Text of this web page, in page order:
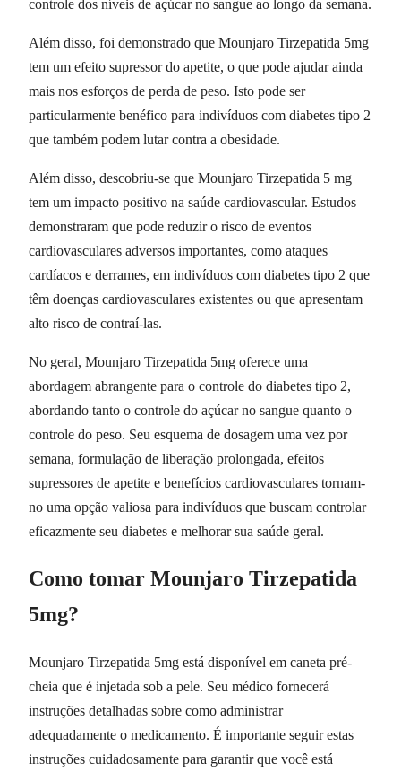
controle dos níveis de açúcar no sangue ao longo da semana.
Além disso, foi demonstrado que Mounjaro Tirzepatida 5mg
tem um efeito supressor do apetite, o que pode ajudar ainda
mais nos esforços de perda de peso. Isto pode ser
particularmente benéfico para indivíduos com diabetes tipo 2
que também podem lutar contra a obesidade.
Além disso, descobriu-se que Mounjaro Tirzepatida 5 mg
tem um impacto positivo na saúde cardiovascular. Estudos
demonstraram que pode reduzir o risco de eventos
cardiovasculares adversos importantes, como ataques
cardíacos e derrames, em indivíduos com diabetes tipo 2 que
têm doenças cardiovasculares existentes ou que apresentam
alto risco de contraí-las.
No geral, Mounjaro Tirzepatida 5mg oferece uma
abordagem abrangente para o controle do diabetes tipo 2,
abordando tanto o controle do açúcar no sangue quanto o
controle do peso. Seu esquema de dosagem uma vez por
semana, formulação de liberação prolongada, efeitos
supressores de apetite e benefícios cardiovasculares tornam-
no uma opção valiosa para indivíduos que buscam controlar
eficazmente seu diabetes e melhorar sua saúde geral.
Como tomar Mounjaro Tirzepatida
5mg?
Mounjaro Tirzepatida 5mg está disponível em caneta pré-
cheia que é injetada sob a pele. Seu médico fornecerá
instruções detalhadas sobre como administrar
adequadamente o medicamento. É importante seguir estas
instruções cuidadosamente para garantir que você está